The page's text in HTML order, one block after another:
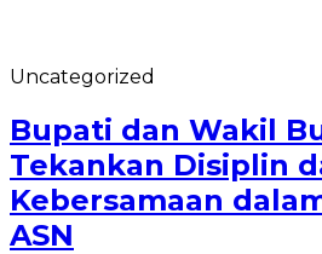
Uncategorized
Bupati dan Wakil
Tekankan Disiplin
Kebersamaan
ASN